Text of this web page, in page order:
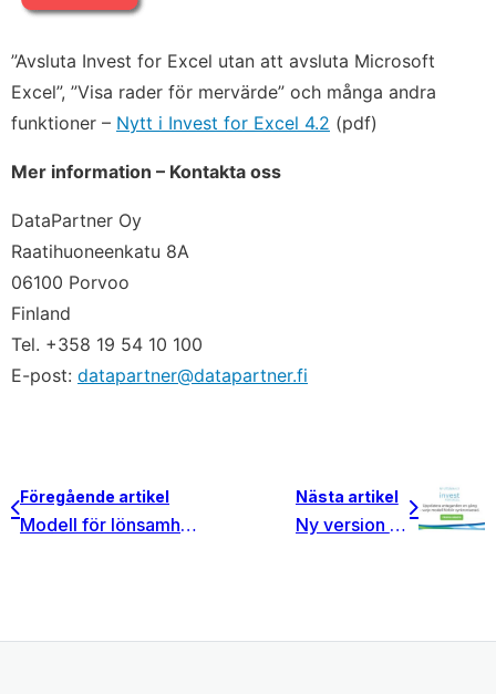
”Avsluta Invest for Excel utan att avsluta Microsoft
Excel”, ”Visa rader för mervärde” och många andra
funktioner – Nytt i Invest for Excel 4.2 (pdf)
Mer information – Kontakta oss
DataPartner Oy
Raatihuoneenkatu 8A
06100 Porvoo
Finland
Tel. +358 19 54 10 100
E-post: datapartner@datapartner.fi
Föregående artikel
Modell för lönsamhetsbedömning av investeringar i elnät
Nästa artikel
Ny version av Invest for Excel® 4.3 är nu tillgänglig! Stor release